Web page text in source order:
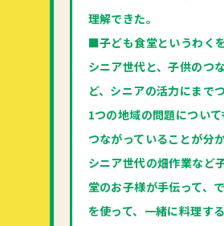
理解できた。
■子ども食堂というわくを
シニア世代と、子供のつ
ど、シニアの活力にまでつ
1つの地域の問題について
つながっていることが分か
シニア世代の畑作業など
堂のお子様が手伝って、
を使って、一緒に料理す